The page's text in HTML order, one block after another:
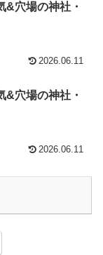
&穴場の神社・
2026.06.11
&穴場の神社・
2026.06.11